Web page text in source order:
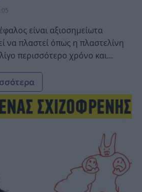
είναι αξιοσημείωτα
να πλαστεί όπως η πλαστελίνη
περισσότερο χρόνο και...